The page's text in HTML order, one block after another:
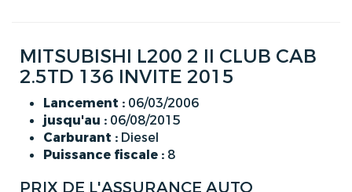
MITSUBISHI L200 2 II CLUB CAB
2.5TD 136 INVITE 2015
Lancement : 06/03/2006
jusqu'au : 06/08/2015
Carburant : Diesel
Puissance fiscale : 8
PRIX DE L'ASSURANCE AUTO